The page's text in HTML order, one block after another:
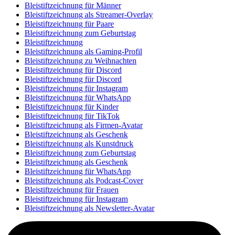
Bleistiftzeichnung für Männer
Bleistiftzeichnung als Streamer-Overlay
Bleistiftzeichnung für Paare
Bleistiftzeichnung zum Geburtstag
Bleistiftzeichnung
Bleistiftzeichnung als Gaming-Profil
Bleistiftzeichnung zu Weihnachten
Bleistiftzeichnung für Discord
Bleistiftzeichnung für Discord
Bleistiftzeichnung für Instagram
Bleistiftzeichnung für WhatsApp
Bleistiftzeichnung für Kinder
Bleistiftzeichnung für TikTok
Bleistiftzeichnung als Firmen-Avatar
Bleistiftzeichnung als Geschenk
Bleistiftzeichnung als Kunstdruck
Bleistiftzeichnung zum Geburtstag
Bleistiftzeichnung als Geschenk
Bleistiftzeichnung für WhatsApp
Bleistiftzeichnung als Podcast-Cover
Bleistiftzeichnung für Frauen
Bleistiftzeichnung für Instagram
Bleistiftzeichnung als Newsletter-Avatar